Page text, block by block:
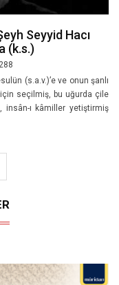
Seyyid Hacı
(k.s.)
(s.a.v.)’e ve onun şanlı
seçilmiş, bu uğurda çile
insân-ı kâmiller yetiştirmiş